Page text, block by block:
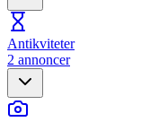
Antikviteter
2 annoncer